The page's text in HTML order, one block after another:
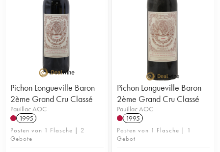
Pichon Longueville Baron
2ème Grand Cru Classé
Pauillac AOC
1995
Posten von 1 Flasche | 2
Gebote
Pichon Longueville Baron
2ème Grand Cru Classé
Pauillac AOC
1995
Posten von 1 Flasche | 1
Gebot